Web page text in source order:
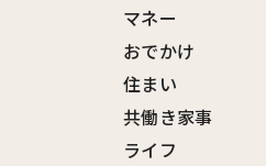
マネー
おでかけ
住まい
共働き家事
ライフ